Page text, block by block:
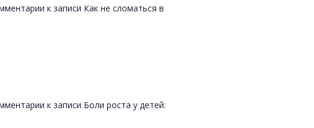
к записи Как не сломаться в
к записи Боли роста у детей: